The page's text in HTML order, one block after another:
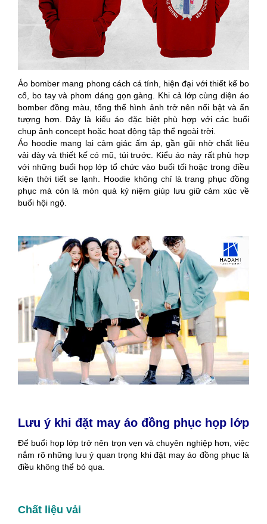
Áo bomber mang phong cách cá tính, hiện đại với thiết kế bo
cổ, bo tay và phom dáng gọn gàng. Khi cả lớp cùng diện áo
bomber đồng màu, tổng thể hình ảnh trở nên nổi bật và ấn
tượng hơn. Đây là kiểu áo đặc biệt phù hợp với các buổi
chụp ảnh concept hoặc hoạt động tập thể ngoài trời.
Áo hoodie mang lại cảm giác ấm áp, gần gũi nhờ chất liệu
vải dày và thiết kế có mũ, túi trước. Kiểu áo này rất phù hợp
với những buổi họp lớp tổ chức vào buổi tối hoặc trong điều
kiện thời tiết se lạnh. Hoodie không chỉ là trang phục đồng
phục mà còn là món quà kỷ niệm giúp lưu giữ cảm xúc về
buổi hội ngộ.
Lưu ý khi đặt may áo đồng phục họp lớp
Để buổi họp lớp trở nên trọn vẹn và chuyên nghiệp hơn, việc
nắm rõ những lưu ý quan trọng khi đặt may áo đồng phục là
điều không thể bỏ qua.
Chất liệu vải